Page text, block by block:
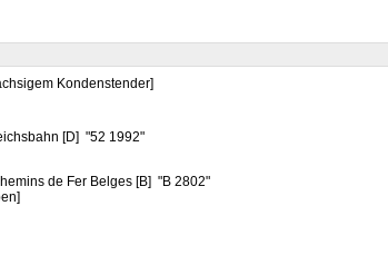
Kondenstender]
[D] "52 1992"
de Fer Belges [B] "B 2802"